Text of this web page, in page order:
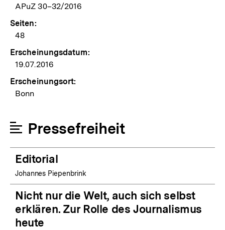
APuZ 30–32/2016
Seiten:
48
Erscheinungsdatum:
19.07.2016
Erscheinungsort:
Bonn
Pressefreiheit
Editorial
Johannes Piepenbrink
Nicht nur die Welt, auch sich selbst
erklären. Zur Rolle des Journalismus
heute